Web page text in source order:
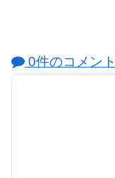
0件のコメン